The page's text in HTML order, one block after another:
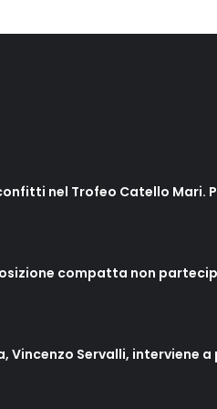
nel Trofeo Catello Mari.
compatta non
Vincenzo Servalli,